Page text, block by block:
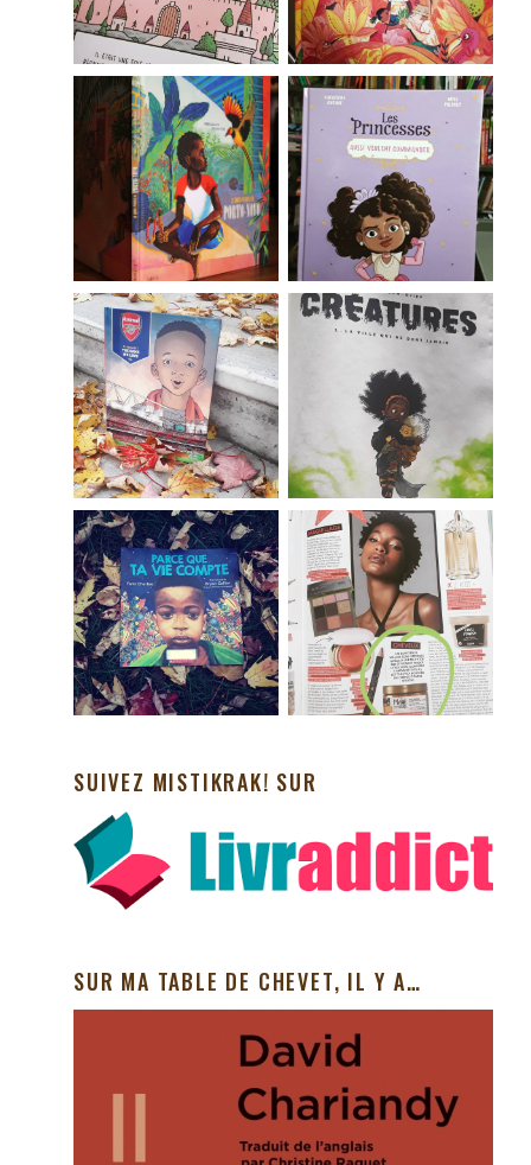
SUIVEZ MISTIKRAK! SUR
SUR MA TABLE DE CHEVET, IL Y A…